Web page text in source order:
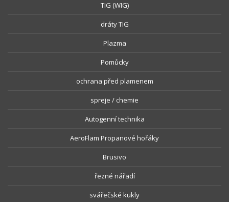
TIG (WIG)
dráty TIG
Plazma
Pomůcky
ochrana před plamenem
spreje / chemie
Autogenní technika
AeroFlam Propanové hořáky
Brusivo
řezné nářadí
svářečské kukly